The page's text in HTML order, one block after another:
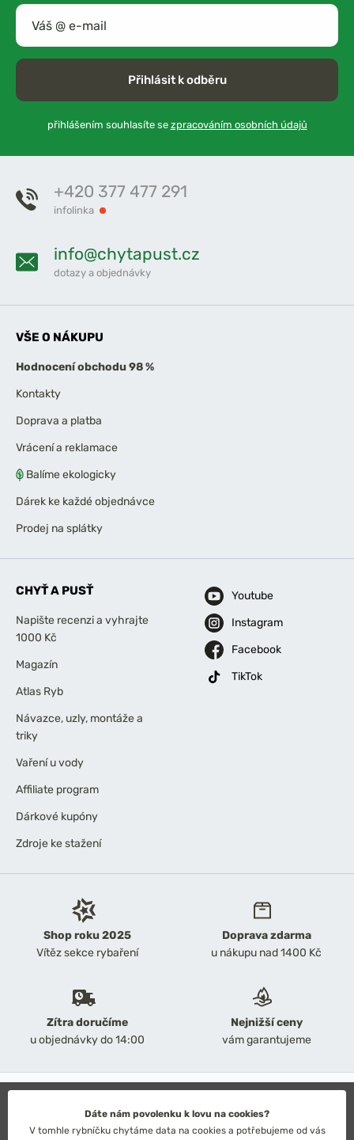
Přihlásit k odběru
přihlášením souhlasíte se zpracováním osobních údajů
Shop roku 2025
Vítěz sekce rybaření
Doprava zdarma
u nákupu nad 1400 Kč
Zítra doručíme
u objednávky do 14:00
Nejnižší ceny
vám garantujeme
+420 377 477 291
infolinka
info@chytapust.cz
dotazy a objednávky
VŠE O NÁKUPU
Hodnocení obchodu 98 %
Kontakty
Doprava a platba
Vrácení a reklamace
Balíme ekologicky
Dárek ke každé objednávce
Prodej na splátky
CHYŤ A PUSŤ
Napište recenzi a vyhrajte
1000 Kč
Magazín
Atlas Ryb
Návazce, uzly, montáže a
triky
Vaření u vody
Affiliate program
Dárkové kupóny
Zdroje ke stažení
Youtube
Instagram
Facebook
TikTok
Obchodní podmínky
Ochrana osobních údajů
Dáte nám povolenku k lovu na cookies?
V tomhle rybníčku chytáme data na cookies a potřebujeme od vás